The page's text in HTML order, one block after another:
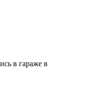
в гараже в